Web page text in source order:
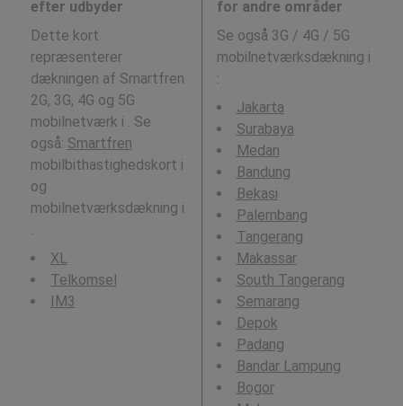
efter udbyder
Dette kort
repræsenterer
dækningen af Smartfren
2G, 3G, 4G og 5G
mobilnetværk i . Se
også: Smartfren
mobilbithastighedskort i
og
mobilnetværksdækning i
.
XL
Telkomsel
IM3
for andre områder
Se også 3G / 4G / 5G
mobilnetværksdækning i
:
Jakarta
Surabaya
Medan
Bandung
Bekasi
Palembang
Tangerang
Makassar
South Tangerang
Semarang
Depok
Padang
Bandar Lampung
Bogor